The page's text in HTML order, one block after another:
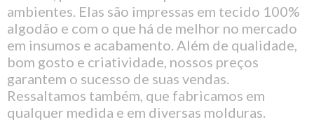
ambientes. Elas são impressas em tecido 100%
algodão e com o que há de melhor no mercado
em insumos e acabamento. Além de qualidade,
bom gosto e criatividade, nossos preços
garantem o sucesso de suas vendas.
Ressaltamos também, que fabricamos em
qualquer medida e em diversas molduras.